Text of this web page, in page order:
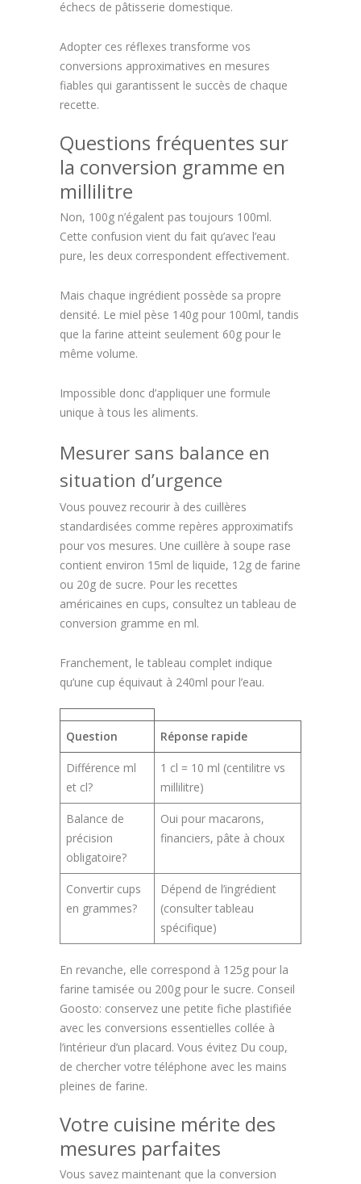
échecs de pâtisserie domestique.
Adopter ces réflexes transforme vos
conversions approximatives en mesures
fiables qui garantissent le succès de chaque
recette.
Questions fréquentes sur
la conversion gramme en
millilitre
Non, 100g n’égalent pas toujours 100ml.
Cette confusion vient du fait qu’avec l’eau
pure, les deux correspondent effectivement.
Mais chaque ingrédient possède sa propre
densité. Le miel pèse 140g pour 100ml, tandis
que la farine atteint seulement 60g pour le
même volume.
Impossible donc d’appliquer une formule
unique à tous les aliments.
Mesurer sans balance en
situation d’urgence
Vous pouvez recourir à des cuillères
standardisées comme repères approximatifs
pour vos mesures. Une cuillère à soupe rase
contient environ 15ml de liquide, 12g de farine
ou 20g de sucre. Pour les recettes
américaines en cups, consultez un tableau de
conversion gramme en ml.
Franchement, le tableau complet indique
qu’une cup équivaut à 240ml pour l’eau.
Question Réponse rapide
Différence ml
et cl?
1 cl = 10 ml (centilitre vs
millilitre)
Balance de
précision
obligatoire?
Oui pour macarons,
financiers, pâte à choux
Convertir cups
en grammes?
Dépend de l’ingrédient
(consulter tableau
spécifique)
En revanche, elle correspond à 125g pour la
farine tamisée ou 200g pour le sucre. Conseil
Goosto: conservez une petite fiche plastifiée
avec les conversions essentielles collée à
l’intérieur d’un placard. Vous évitez Du coup,
de chercher votre téléphone avec les mains
pleines de farine.
Votre cuisine mérite des
mesures parfaites
Vous savez maintenant que la conversion